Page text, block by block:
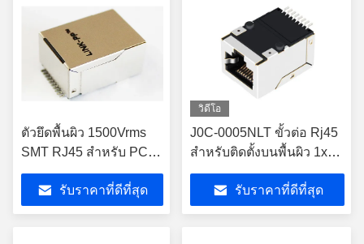
ตัวยึดพื้นผิว 1500Vrms
SMT RJ45 สำหรับ PC
Mainboard J0C-0006NL
รับราคาที่ดีที่สุด
วิดีโอ
J0C-0005NLT ขั้วต่อ Rj45
สำหรับติดตั้งบนพื้นผิว 1x1
10 / 100Base-TX Magnetic
รับราคาที่ดีที่สุด